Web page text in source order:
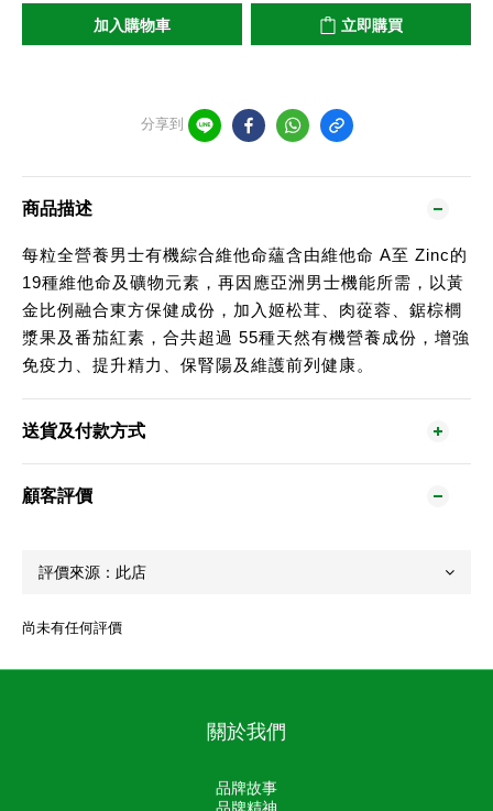
加入購物車 立即購買
分享到
商品描述
每粒全營養男士有機綜合維他命蘊含由維他命 A至 Zinc的
19種維他命及礦物元素，再因應亞洲男士機能所需，以黃
金比例融合東方保健成份，加入姬松茸、肉蓯蓉、鋸棕櫚
漿果及番茄紅素，合共超過 55種天然有機營養成份，增強
免疫力、提升精力、保腎陽及維護前列健康。
送貨及付款方式
顧客評價
尚未有任何評價
關於我們
品牌故事